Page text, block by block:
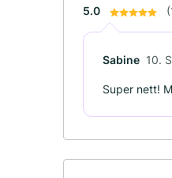
5.0
Sabine 10.
Super nett!